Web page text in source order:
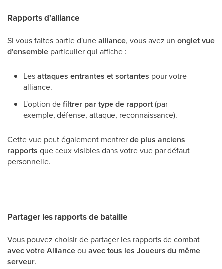
Rapports d'alliance
Si vous faites partie d'unealliance, vous avez un onglet vue
d'ensemble particulier qui affiche :
Lesattaques entrantes et sortantes pour votre
alliance.
L'option defiltrer par type de rapport(par
exemple, défense, attaque, reconnaissance).
Cette vue peut également montrerde plus anciens
rapports que ceux visibles dans votre vue par défaut
personnelle.
Partager les rapports de bataille
Vous pouvez choisir de partager les rapports de combat
avec votre Allianceou avec tous les Joueurs du même
serveur.